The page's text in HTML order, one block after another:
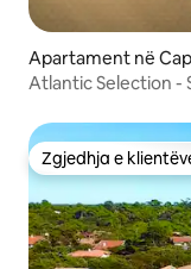
Apartament në
Atlantic Selection -
Zgjedhja e
Zgjedhja e